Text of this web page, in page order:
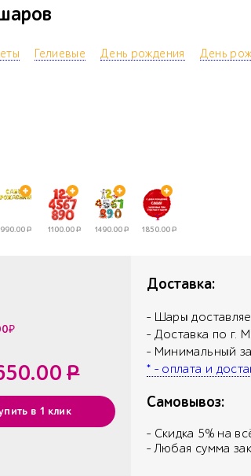
Гелиевые День рождения День
990.00Р 1100.00Р 1490.00Р 1850.00Р
₽
Р
в 1 клик
Доставка:
- Шары
- Доставка по г.
- Минимальный
* - оплата и
Самовывоз:
- Скидка 5% на
- Любая сумма